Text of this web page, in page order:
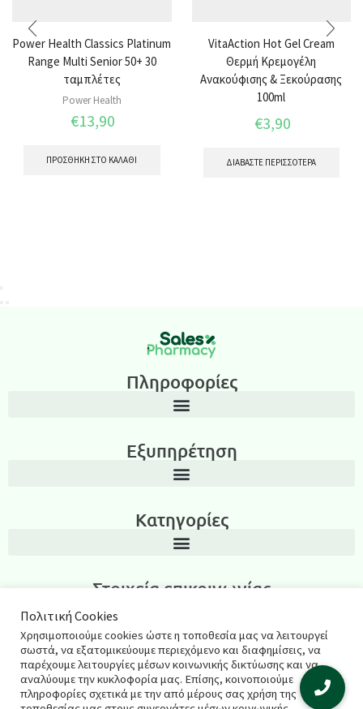
Power Health Classics Platinum
Range Multi Senior 50+ 30
ταμπλέτες
Power Health
€13,90
ΠΡΟΣΘΉΚΗ ΣΤΟ ΚΑΛΆΘΙ
VitaAction Hot Gel Cream
Θερμή Κρεμογέλη
Ανακούφισης & Ξεκούρασης
100ml
€3,90
ΔΙΑΒΆΣΤΕ ΠΕΡΙΣΣΌΤΕΡΑ
Πληροφορίες
Εξυπηρέτηση
Κατηγορίες
Στοιχεία επικοινωνίας
Λεωνίδα Ιασωνίδου 3, Περιοχή Καμάρα, Θεσσαλονίκη T.K.: 54635
2311270795
salespharmacyshop@gmail.com
Πολιτική Cookies
Χρησιμοποιούμε cookies ώστε η τοποθεσία μας να λειτουργεί
σωστά, να εξατομικεύουμε περιεχόμενο και διαφημίσεις, να
παρέχουμε λειτουργίες μέσων κοινωνικής δικτύωσης και να
αναλύουμε την κυκλοφορία μας. Επίσης, κοινοποιούμε
πληροφορίες σχετικά με την από μέρους σας χρήση της